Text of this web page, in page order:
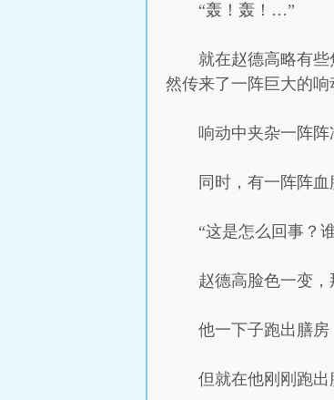
“轰！轰！…”
就在赵德高略有
然传来了一阵巨大的响
响动中夹杂一阵阵
同时，有一阵阵血
“这是怎么回事？
赵德高脸色一变
他一下子跑出膳房
但就在他刚刚跑出